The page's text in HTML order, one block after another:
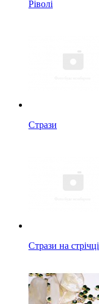
Ріволі
Стрази
Стрази на стрічці